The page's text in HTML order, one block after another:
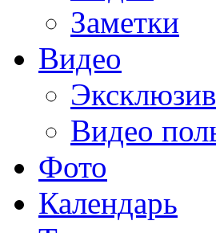
Заметки
Видео
Видео
Фото
Календарь